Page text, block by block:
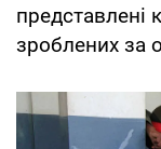
представлені
зроблених за